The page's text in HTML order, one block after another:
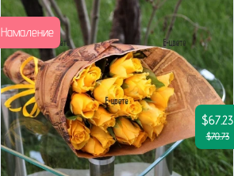
$67.23
$70.73
Намаление